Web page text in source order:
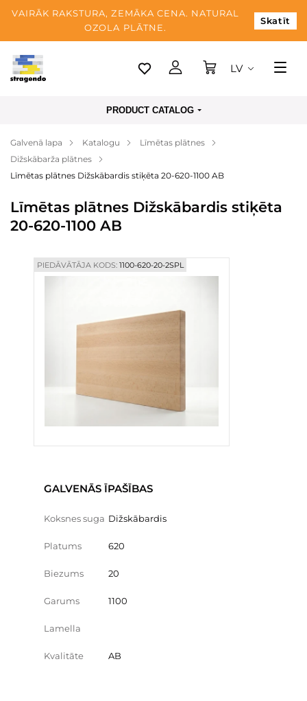
VAIRĀK RAKSTURA, ZEMĀKA CENA. NATURAL
OZOLA PLĀTNE.
Skatīt
Tallina
Apmaksa
Par mums
Blogs
Kontaktinformācija
LV
PRODUCT CATALOG
Galvenā lapa Katalogu
Līmētas plātnes
Dižskābarža plātnes
Līmētas plātnes Dižskābardis stiķēta 20-620-1100 AB
Līmētas plātnes Dižskābardis stiķēta
20-620-1100 AB
PIEDĀVĀTĀJA KODS:1100-620-20-2SPL
GALVENĀS ĪPAŠĪBAS
Koksnes suga Dižskābardis
Platums 620
Biezums 20
Garums 1100
Lamella
Kvalitāte AB